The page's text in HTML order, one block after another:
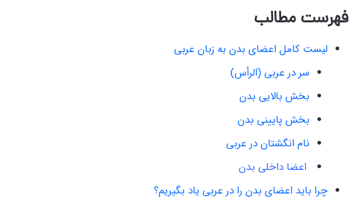
فهرست مطالب
لیست کامل اعضای بدن به زبان عربی
سر در عربی (الرأس)
بخش بالایی بدن
بخش پایینی بدن
نام انگشتان در عربی
اعضا داخلی بدن
چرا باید اعضای بدن را در عربی یاد بگیریم؟